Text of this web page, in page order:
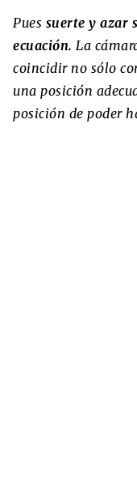
Pues suerte y azar
ecuación. La
coincidir no sólo
una posición
posición de poder